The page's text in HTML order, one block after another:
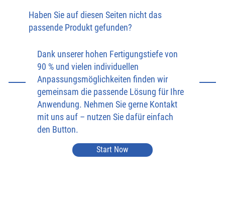
Haben Sie auf diesen Seiten nicht das
passende Produkt gefunden?
Dank unserer hohen Fertigungstiefe von
90 % und vielen individuellen
Anpassungsmöglichkeiten finden wir
gemeinsam die passende Lösung für Ihre
Anwendung. Nehmen Sie gerne Kontakt
mit uns auf – nutzen Sie dafür einfach
den Button.
Start Now